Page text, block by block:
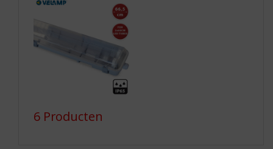
6 Producten